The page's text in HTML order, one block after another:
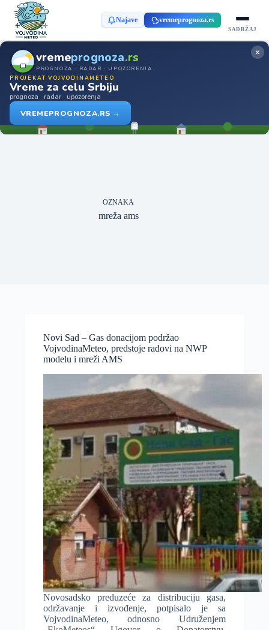
Najave vremeprognoza.rs
SADRŽAJ
vremeprognoza.rs
PROGNOZA · RADAR · UPOZORENJA
PROJEKAT VOJVODINAMETEO
Vreme za celu Srbiju
prognoza · radar · upozorenja
VREMEPROGNOZA.RS →
×
OZNAKA
mreža ams
Novi Sad – Gas donacijom podržao
VojvodinaMeteo, predstoje radovi na NWP
modelu i mreži AMS
Novosadsko preduzeće za distribuciju gasa,
održavanje i izvođenje, potpisalo je sa
VojvodinaMeteo, odnosno Udruženjem